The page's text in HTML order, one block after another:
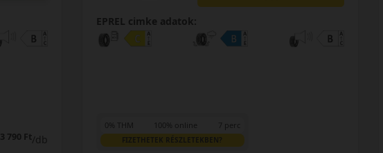
EPREL cimke adatok:
0% THM 100% online 7 perc